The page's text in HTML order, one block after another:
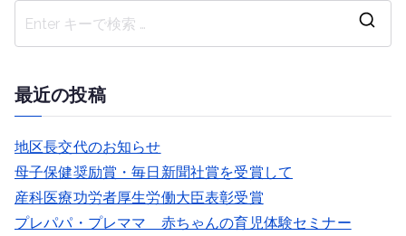
最近の投稿
地区長交代のお知らせ
母子保健奨励賞・毎日新聞社賞を受賞して
産科医療功労者厚生労働大臣表彰受賞
プレパパ・プレママ 赤ちゃんの育児体験セミナー